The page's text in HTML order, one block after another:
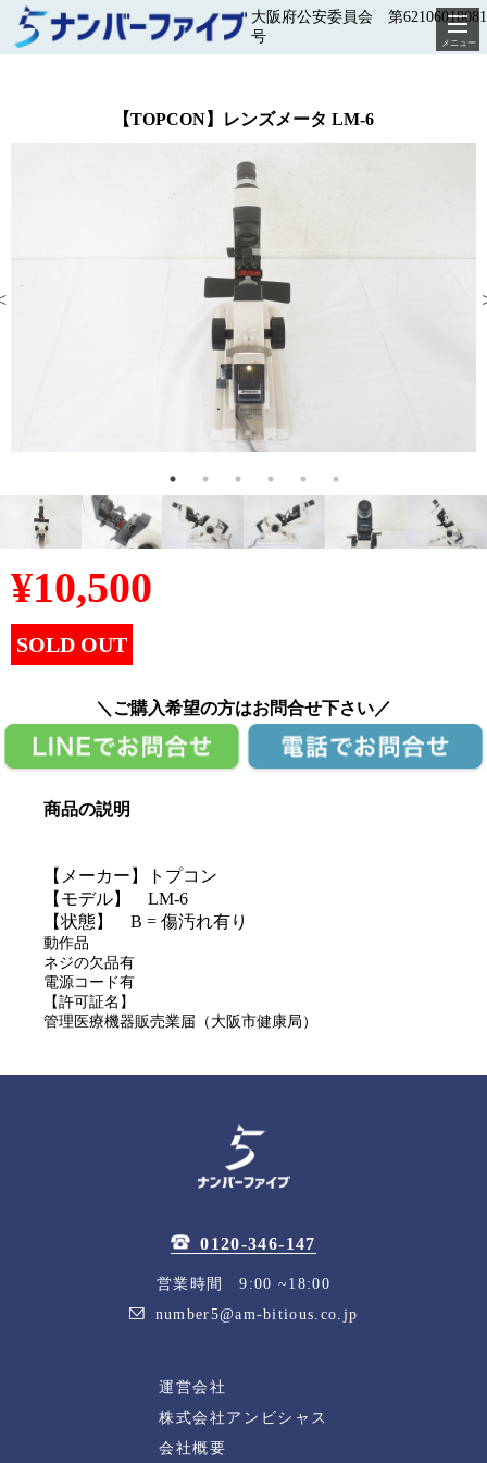
大阪府公安委員会 第
号
メニュー
【TOPCON】レンズメータ LM-6
¥10,500
SOLD OUT
＼ご購入希望の方はお問合せ下さい／
商品の説明
【メーカー】トプコン
【モデル】 LM-6
【状態】 B = 傷汚れ有り
動作品
ネジの欠品有
電源コード有
【許可証名】
管理医療機器販売業届（大阪市健康局）
0120-346-147
営業時間 9:00 ~18:00
number5@am-bitious.co.jp
運営会社
株式会社アンビシャス
会社概要